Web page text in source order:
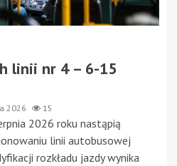
linii nr 4 – 6-15
2026 15
2026 roku nastąpią
linii autobusowej
rozkładu jazdy wynika